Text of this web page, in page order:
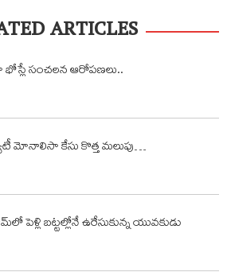
ARTICLES
సంచలన ఆరోప‌ణ‌లు..
మోనాలిసా కేసు కొత్త మలుపు…
పెళ్లి బ‌ట్ట‌ల్లోనే ఉరేసుకున్న యువ‌కుడు